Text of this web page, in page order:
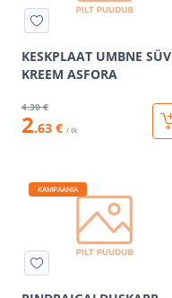
KESKPLAAT UMBNE SÜV
KREEM ASFORA
4.39 €
2.63 € / tk
KAMPAANIA